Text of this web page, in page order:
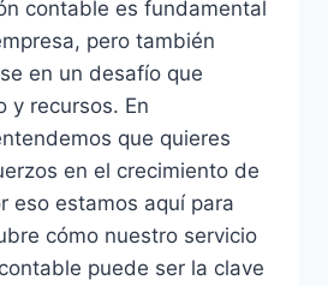
contable es fundamental
pero también
en un desafío que
y recursos. En
que quieres
en el crecimiento de
eso estamos aquí para
cómo nuestro servicio
puede ser la clave